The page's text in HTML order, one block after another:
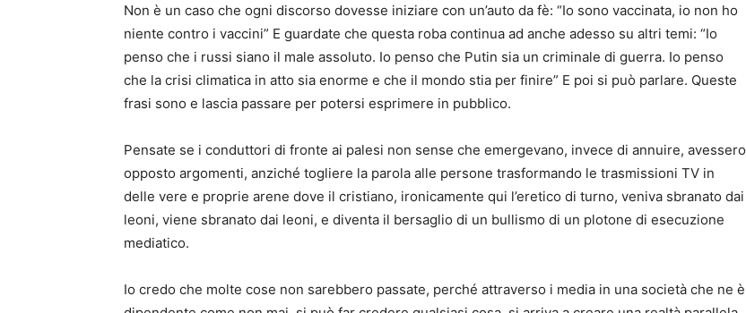
Non è un caso che ogni discorso dovesse iniziare con un’auto da fè: “Io sono vaccinata, io non ho
niente contro i vaccini” E guardate che questa roba continua ad anche adesso su altri temi: “Io
penso che i russi siano il male assoluto. Io penso che Putin sia un criminale di guerra. Io penso
che la crisi climatica in atto sia enorme e che il mondo stia per finire” E poi si può parlare. Queste
frasi sono e lascia passare per potersi esprimere in pubblico.
Pensate se i conduttori di fronte ai palesi non sense che emergevano, invece di annuire, avessero
opposto argomenti, anziché togliere la parola alle persone trasformando le trasmissioni TV in
delle vere e proprie arene dove il cristiano, ironicamente qui l’eretico di turno, veniva sbranato dai
leoni, viene sbranato dai leoni, e diventa il bersaglio di un bullismo di un plotone di esecuzione
mediatico.
Io credo che molte cose non sarebbero passate, perché attraverso i media in una società che ne è